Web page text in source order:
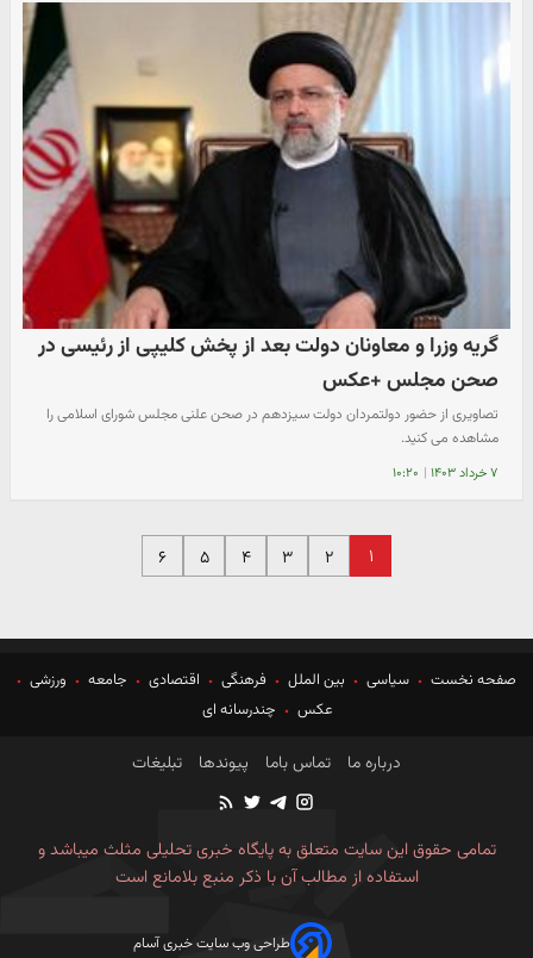
گریه وزرا و معاونان دولت بعد از پخش کلیپی از رئیسی در
صحن مجلس +عکس
تصاویری از حضور دولتمردان دولت سیزدهم در صحن علنی مجلس شورای اسلامی را
مشاهده می کنید.
۷ خرداد ۱۴۰۳ | ۱۰:۲۰
۱ ۲ ۳ ۴ ۵ ۶
صفحه نخست سیاسی بین الملل فرهنگی اقتصادی جامعه
ورزشی
عکس
چندرسانه ای
درباره ما تماس باما پیوندها تبلیغات
تمامی حقوق این سایت متعلق به پایگاه خبری تحلیلی مثلث میباشد و
استفاده از مطالب آن با ذکر منبع بلامانع است
طراحی وب سایت خبری آسام